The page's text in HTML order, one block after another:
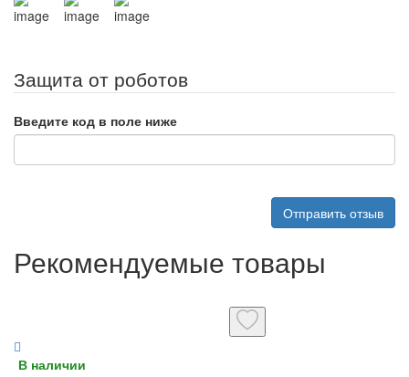
Защита от роботов
Введите код в поле ниже
Отправить отзыв
Рекомендуемые товары
В наличии